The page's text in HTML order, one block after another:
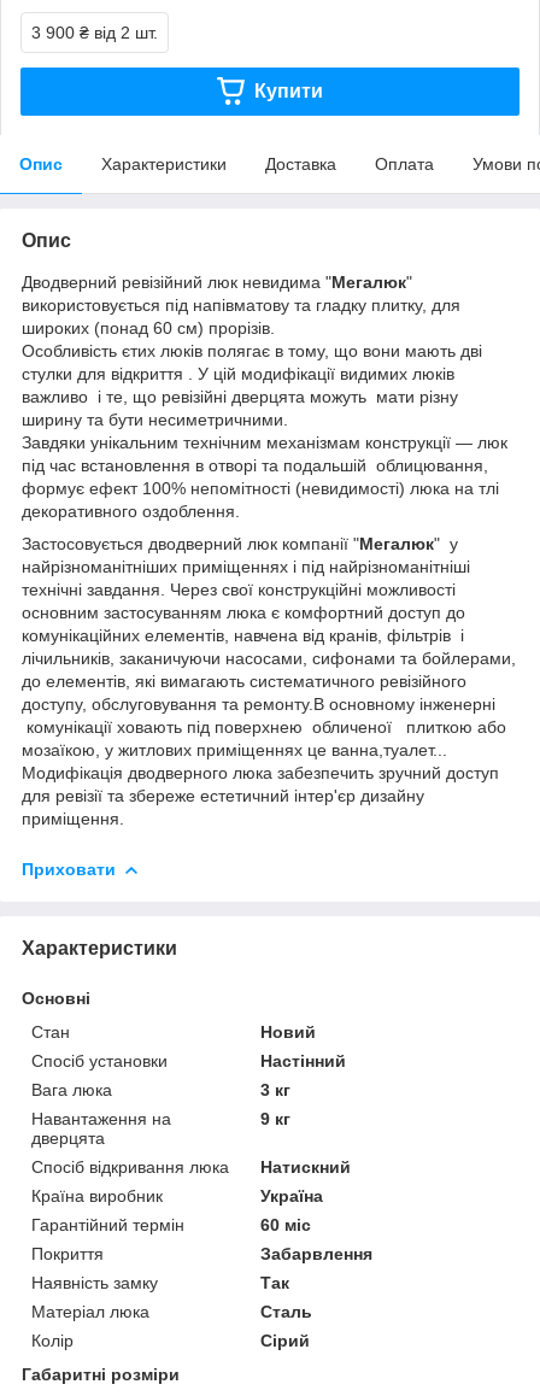
3 900 ₴ від 2 шт.
Купити
Опис Характеристики Доставка Оплата Умови
Опис
Дводверний ревізійний люк невидима "Мегалюк"
використовується під напівматову та гладку плитку, для
широких (понад 60 см) прорізів.
Особливість єтих люків полягає в тому, що вони мають дві
стулки для відкриття . У цій модифікації видимих люків
важливо і те, що ревізійні дверцята можуть мати різну
ширину та бути несиметричними.
Завдяки унікальним технічним механізмам конструкції — люк
під час встановлення в отворі та подальшій облицювання,
формує ефект 100% непомітності (невидимості) люка на тлі
декоративного оздоблення.
Застосовується дводверний люк компанії "Мегалюк" у
найрізноманітніших приміщеннях і під найрізноманітніші
технічні завдання. Через свої конструкційні можливості
основним застосуванням люка є комфортний доступ до
комунікаційних елементів, навчена від кранів, фільтрів і
лічильників, заканичуючи насосами, сифонами та бойлерами,
до елементів, які вимагають систематичного ревізійного
доступу, обслуговування та ремонту.В основному інженерні
комунікації ховають під поверхнею обличеної плиткою або
мозаїкою, у житлових приміщеннях це ванна,туалет...
Модифікація дводверного люка забезпечить зручний доступ
для ревізії та збереже естетичний інтер'єр дизайну
приміщення.
Приховати
Характеристики
Основні
Стан
Новий
Спосіб установки
Настінний
Вага люка
3 кг
Навантаження на
дверцята
9 кг
Спосіб відкривання люка
Натискний
Країна виробник
Україна
Гарантійний термін
60 міс
Покриття
Забарвлення
Наявність замку
Так
Матеріал люка
Сталь
Колір
Сірий
Габаритні розміри